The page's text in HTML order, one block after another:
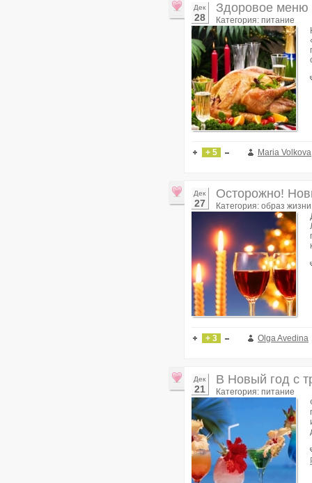
Дек
28
Здоровое меню
Категория: питание
+ 5 Maria Volkova
Дек
27
Осторожно!
Категория: образ жизни
+ 3 Olga Avedina
Дек
21
В Новый год с
Категория: питание